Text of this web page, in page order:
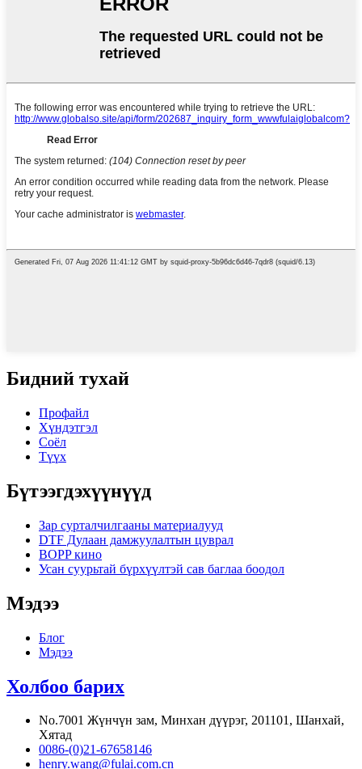
Бидний тухай
Профайл
Хүндэтгэл
Соёл
Түүх
Бүтээгдэхүүнүүд
Зар сурталчилгааны материалууд
DTF Дулаан дамжуулалтын цуврал
BOPP кино
Усан суурьтай бүрхүүлтэй сав баглаа боодол
Мэдээ
Блог
Мэдээ
Холбоо барих
No.7001 Жүнчүн зам, Минхан дүүрэг, 201101, Шанхай,
Хятад
0086-(0)21-67658146
henry.wang@fulai.com.cn